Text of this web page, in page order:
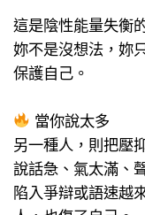
這是陰性能量失衡
妳不是沒想法，妳
保護自己。
當你說太多
另一種人，則把壓
說話急、氣太滿、
陷入爭辯或語速越